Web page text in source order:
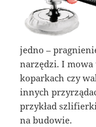
jedno –
narzędzi. I
koparkach czy
innych
przykład
na budowie.